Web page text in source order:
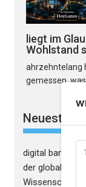
liegt im
Wohlstand
ahrzehntelang
gemessen,
Neueste
digital banking
der globalen
Wissenschaft